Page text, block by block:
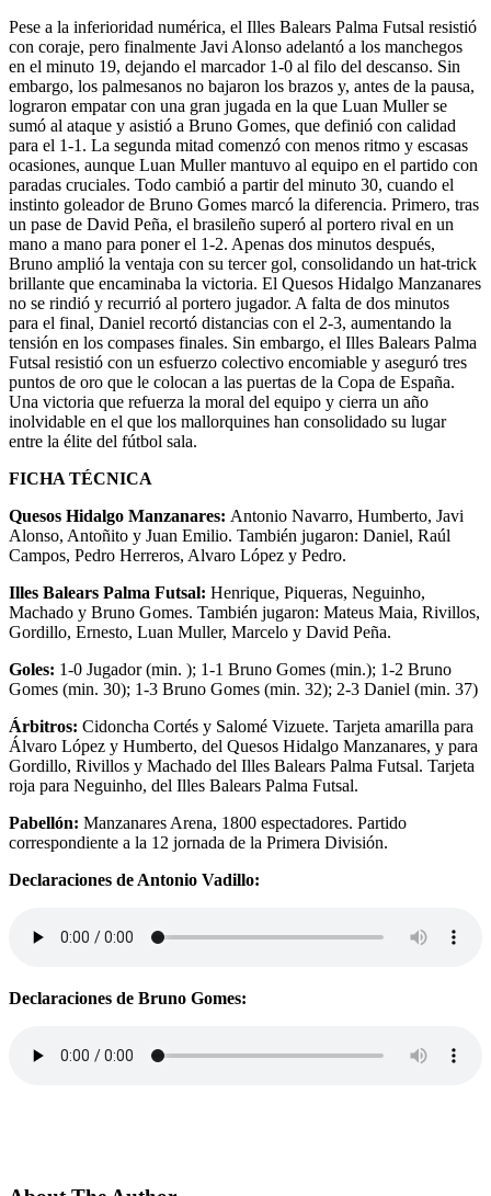
Pese a la inferioridad numérica, el Illes Balears Palma Futsal resistió
con coraje, pero finalmente Javi Alonso adelantó a los manchegos
en el minuto 19, dejando el marcador 1-0 al filo del descanso. Sin
embargo, los palmesanos no bajaron los brazos y, antes de la pausa,
lograron empatar con una gran jugada en la que Luan Muller se
sumó al ataque y asistió a Bruno Gomes, que definió con calidad
para el 1-1. La segunda mitad comenzó con menos ritmo y escasas
ocasiones, aunque Luan Muller mantuvo al equipo en el partido con
paradas cruciales. Todo cambió a partir del minuto 30, cuando el
instinto goleador de Bruno Gomes marcó la diferencia. Primero, tras
un pase de David Peña, el brasileño superó al portero rival en un
mano a mano para poner el 1-2. Apenas dos minutos después,
Bruno amplió la ventaja con su tercer gol, consolidando un hat-trick
brillante que encaminaba la victoria. El Quesos Hidalgo Manzanares
no se rindió y recurrió al portero jugador. A falta de dos minutos
para el final, Daniel recortó distancias con el 2-3, aumentando la
tensión en los compases finales. Sin embargo, el Illes Balears Palma
Futsal resistió con un esfuerzo colectivo encomiable y aseguró tres
puntos de oro que le colocan a las puertas de la Copa de España.
Una victoria que refuerza la moral del equipo y cierra un año
inolvidable en el que los mallorquines han consolidado su lugar
entre la élite del fútbol sala.
FICHA TÉCNICA
Quesos Hidalgo Manzanares: Antonio Navarro, Humberto, Javi
Alonso, Antoñito y Juan Emilio. También jugaron: Daniel, Raúl
Campos, Pedro Herreros, Alvaro López y Pedro.
Illes Balears Palma Futsal: Henrique, Piqueras, Neguinho,
Machado y Bruno Gomes. También jugaron: Mateus Maia, Rivillos,
Gordillo, Ernesto, Luan Muller, Marcelo y David Peña.
Goles: 1-0 Jugador (min. ); 1-1 Bruno Gomes (min.); 1-2 Bruno
Gomes (min. 30); 1-3 Bruno Gomes (min. 32); 2-3 Daniel (min. 37)
Árbitros: Cidoncha Cortés y Salomé Vizuete. Tarjeta amarilla para
Álvaro López y Humberto, del Quesos Hidalgo Manzanares, y para
Gordillo, Rivillos y Machado del Illes Balears Palma Futsal. Tarjeta
roja para Neguinho, del Illes Balears Palma Futsal.
Pabellón: Manzanares Arena, 1800 espectadores. Partido
correspondiente a la 12 jornada de la Primera División.
Declaraciones de Antonio Vadillo:
Declaraciones de Bruno Gomes: